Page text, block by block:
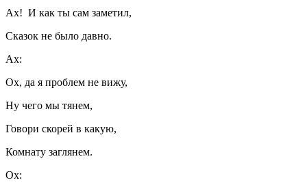
Ах! И как ты сам заметил,
Сказок не было давно.
Ах:
Ох, да я проблем не вижу,
Ну чего мы тянем,
Говори скорей в какую,
Комнату заглянем.
Ох: